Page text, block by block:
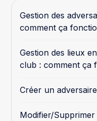
Gestion des
comment ça
Gestion des lieux
club : comment ça
Créer un
Modifier/